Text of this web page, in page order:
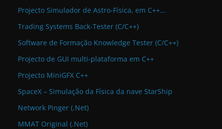
Projecto Simulador de Astro-Física, em C++…
Trading Systems Back-Tester (C/C++)
Software de Formação Knowledge Tester (C/C++)
Projecto de GUI multi-plataforma em C++
Projecto MiniGFX C++
SpaceX – Simulação da Física da nave StarShip
Network Pinger (.Net)
MMAT Original (.Net)